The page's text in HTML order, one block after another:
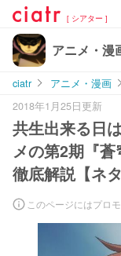
[ シアター ]
アニメ・漫
ciatr アニメ・漫画
2018年1月25日更新
共生出来る日
メの第2期『蒼
徹底解説【ネ
このページにはプロ